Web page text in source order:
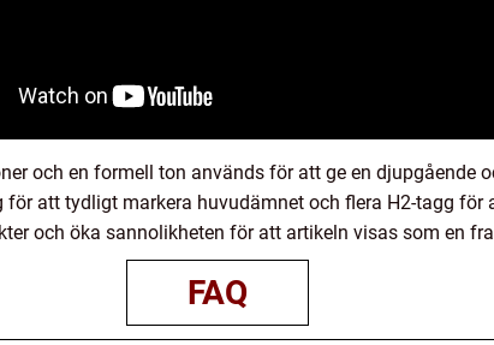
och en formell ton används för att ge en djupgående
för att tydligt markera huvudämnet och flera H2-tagg
och öka sannolikheten för att artikeln visas som en
FAQ